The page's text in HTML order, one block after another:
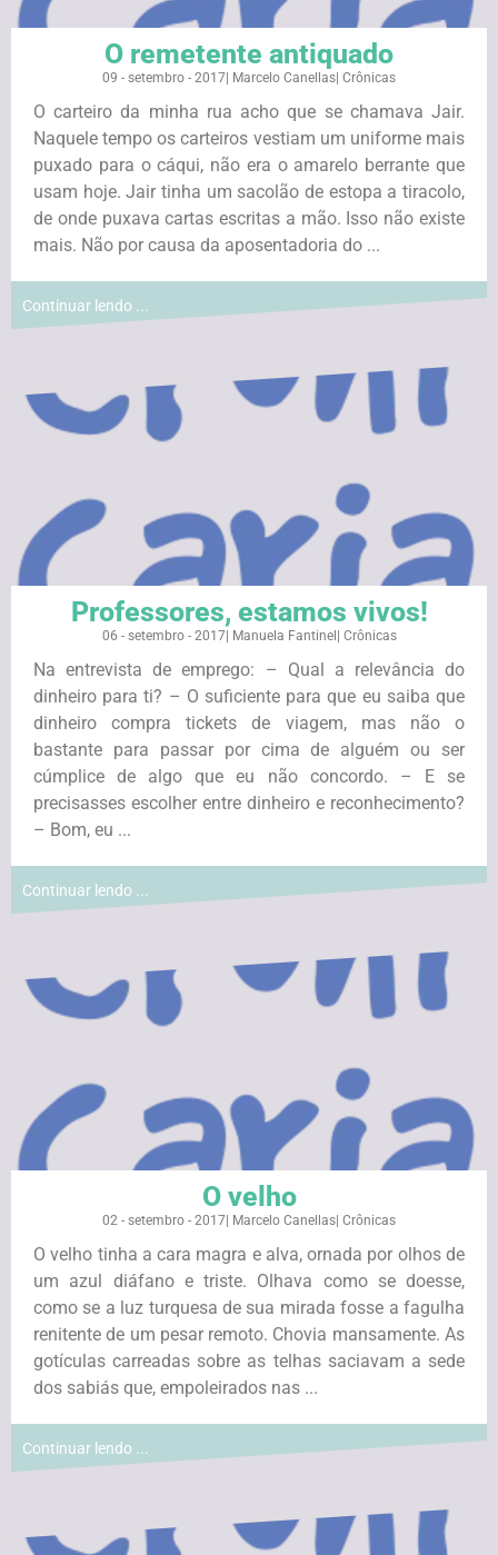
O remetente antiquado
09 - setembro - 2017 Marcelo Canellas Crônicas
O carteiro da minha rua acho que se chamava Jair.
Naquele tempo os carteiros vestiam um uniforme mais
puxado para o cáqui, não era o amarelo berrante que
usam hoje. Jair tinha um sacolão de estopa a tiracolo,
de onde puxava cartas escritas a mão. Isso não existe
mais. Não por causa da aposentadoria do ...
Continuar lendo ...
Professores, estamos vivos!
06 - setembro - 2017| Manuela Fantinel Crônicas
Na entrevista de emprego: – Qual a relevância do
dinheiro para ti? – O suficiente para que eu saiba que
dinheiro compra tickets de viagem, mas não o
bastante para passar por cima de alguém ou ser
cúmplice de algo que eu não concordo. – E se
precisasses escolher entre dinheiro e reconhecimento?
– Bom, eu ...
Continuar lendo ...
O velho
02 - setembro - 2017 Marcelo Canellas Crônicas
O velho tinha a cara magra e alva, ornada por olhos de
um azul diáfano e triste. Olhava como se doesse,
como se a luz turquesa de sua mirada fosse a fagulha
renitente de um pesar remoto. Chovia mansamente. As
gotículas carreadas sobre as telhas saciavam a sede
dos sabiás que, empoleirados nas ...
Continuar lendo ...